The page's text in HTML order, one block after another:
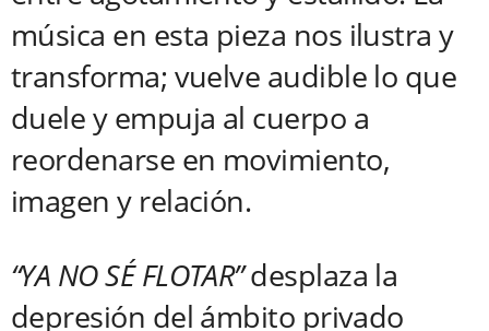
música en esta pieza nos ilustra y
transforma; vuelve audible lo que
duele y empuja al cuerpo a
reordenarse en movimiento,
imagen y relación.
“YA NO SÉ FLOTAR”desplaza la
depresión del ámbito privado